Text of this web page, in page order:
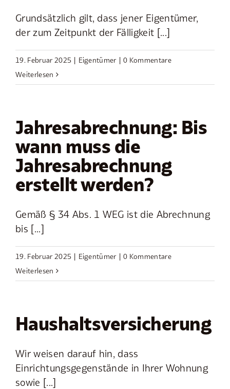
Grundsätzlich gilt, dass jener Eigentümer,
der zum Zeitpunkt der Fälligkeit [...]
19. Februar 2025 Eigentümer
0 Kommentare
Weiterlesen
Jahresabrechnung: Bis
wann muss die
Jahresabrechnung
erstellt werden?
Gemäß § 34 Abs. 1 WEG ist die Abrechnung
bis [...]
19. Februar 2025 Eigentümer
0 Kommentare
Weiterlesen
Haushaltsversicherung
Wir weisen darauf hin, dass
Einrichtungsgegenstände in Ihrer Wohnung
sowie [...]